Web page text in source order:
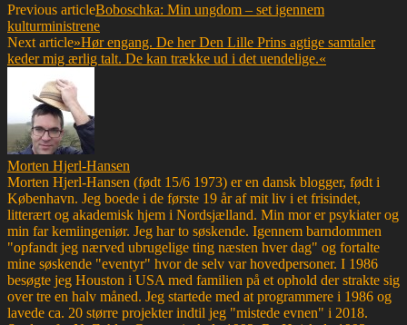
Previous articleBoboschka: Min ungdom – set igennem
kulturministrene
Next article»Hør engang. De her Den Lille Prins agtige samtaler
keder mig ærlig talt. De kan trække ud i det uendelige.«
Morten Hjerl-Hansen
Morten Hjerl-Hansen (født 15/6 1973) er en dansk blogger, født i
København. Jeg boede i de første 19 år af mit liv i et frisindet,
litterært og akademisk hjem i Nordsjælland. Min mor er psykiater og
min far kemiingeniør. Jeg har to søskende. Igennem barndommen
"opfandt jeg nærved ubrugelige ting næsten hver dag" og fortalte
mine søskende "eventyr" hvor de selv var hovedpersoner. I 1986
besøgte jeg Houston i USA med familien på et ophold der strakte sig
over tre en halv måned. Jeg startede med at programmere i 1986 og
lavede ca. 20 større projekter indtil jeg "mistede evnen" i 2018.